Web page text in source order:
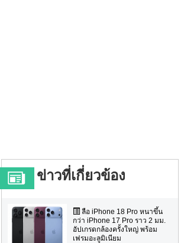
ข่าวที่เกี่ยวข้อง
ลือ iPhone 18 Pro หนาขึ้น
กว่า iPhone 17 Pro ราว 2 มม.
อัปเกรดกล้องครั้งใหญ่ พร้อม
เฟรมอะลูมิเนียม